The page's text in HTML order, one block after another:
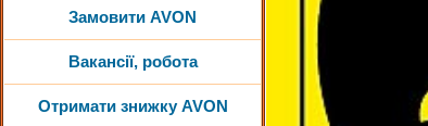
Замовити AVON
Вакансії, робота
Отримати знижку AVON